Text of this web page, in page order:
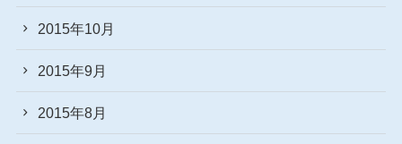
2015年10月
2015年9月
2015年8月